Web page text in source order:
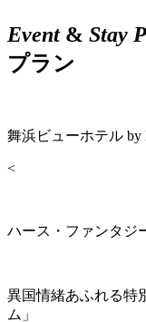
Event& Stay
プラン
舞浜ビューホテル
<
ハース・ファンタジ
異国情緒あふれる特
ム」